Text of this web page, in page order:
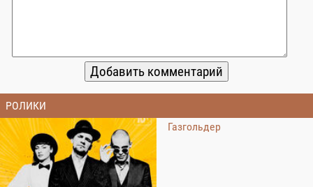
РОЛИКИ
Газгольдер